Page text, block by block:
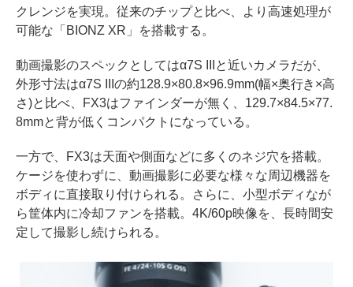
クレンジを実現。従来のチップと比べ、より高速処理が
可能な「BIONZ XR」を搭載する。
動画撮影のスペックとしてはα7S IIIと近いカメラだが、
外形寸法はα7S IIIの約128.9×80.8×96.9mm(幅×奥行き×高
さ)と比べ、FX3はファインダーが無く、129.7×84.5×77.
8mmと背が低くコンパクトになっている。
一方で、FX3は天面や側面などに多くのネジ穴を搭載。
ケージを使わずに、動画撮影に必要な様々な周辺機器を
ボディに直接取り付けられる。さらに、小型ボディなが
ら筐体内に冷却ファンを搭載。4K/60p映像を、長時間安
定して撮影し続けられる。